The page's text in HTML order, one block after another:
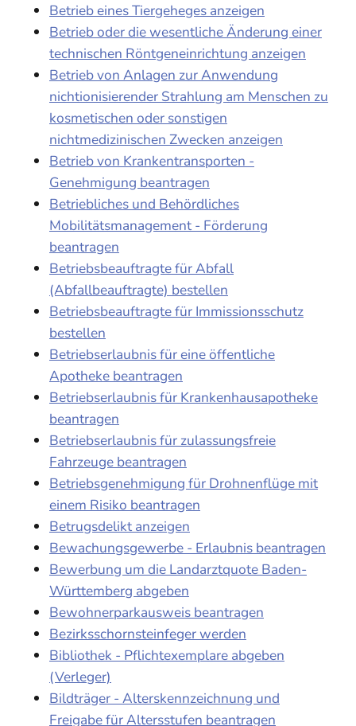
Betrieb eines Tiergeheges anzeigen
Betrieb oder die wesentliche Änderung einer
technischen Röntgeneinrichtung anzeigen
Betrieb von Anlagen zur Anwendung
nichtionisierender Strahlung am Menschen zu
kosmetischen oder sonstigen
nichtmedizinischen Zwecken anzeigen
Betrieb von Krankentransporten -
Genehmigung beantragen
Betriebliches und Behördliches
Mobilitätsmanagement - Förderung
beantragen
Betriebsbeauftragte für Abfall
(Abfallbeauftragte) bestellen
Betriebsbeauftragte für Immissionsschutz
bestellen
Betriebserlaubnis für eine öffentliche
Apotheke beantragen
Betriebserlaubnis für Krankenhausapotheke
beantragen
Betriebserlaubnis für zulassungsfreie
Fahrzeuge beantragen
Betriebsgenehmigung für Drohnenflüge mit
einem Risiko beantragen
Betrugsdelikt anzeigen
Bewachungsgewerbe - Erlaubnis beantragen
Bewerbung um die Landarztquote Baden-
Württemberg abgeben
Bewohnerparkausweis beantragen
Bezirksschornsteinfeger werden
Bibliothek - Pflichtexemplare abgeben
(Verleger)
Bildträger - Alterskennzeichnung und
Freigabe für Altersstufen beantragen